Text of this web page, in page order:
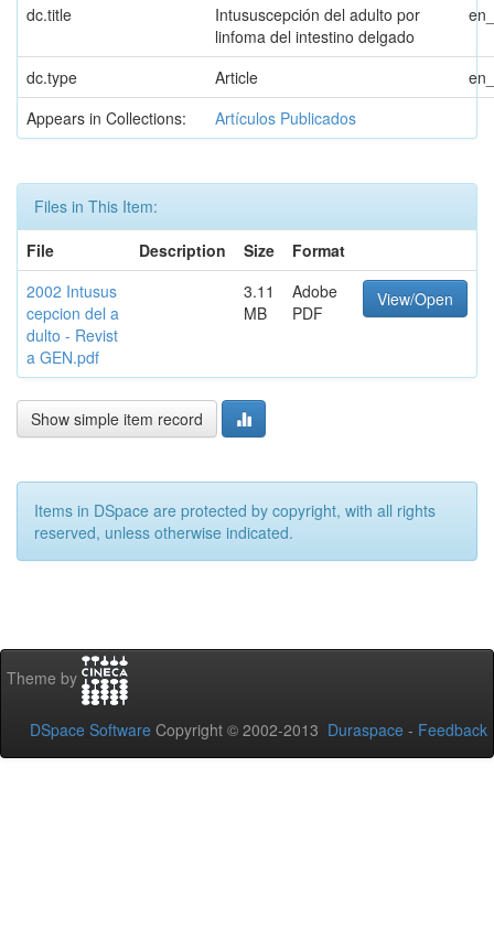
dc.title
Intususcepción del adulto por
linfoma del intestino delgado
dc.type Article
Appears in Collections:
Artículos Publicados
Files in This Item:
File
Description Size
Format
2002 Intusus
cepcion del a
dulto - Revist
a GEN.pdf
3.11
MB
Adobe
PDF
View/Open
Show simple item record
Items in DSpace are protected by copyright, with all rights
reserved, unless otherwise indicated.
Theme by
DSpace Software Copyright © 2002-2013 Duraspace - Feedback